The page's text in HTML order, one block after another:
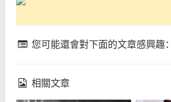
您可能還會對下面的文章感興趣：
相關文章